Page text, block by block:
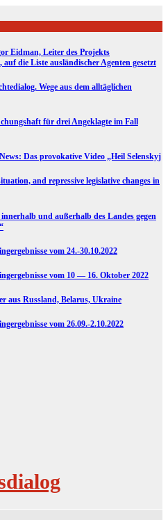
Eidman, Leiter des Projekts
die Liste ausländischer Agenten gesetzt
Wege aus dem alltäglichen
für drei Angeklagte im Fall
Das provokative Video „Heil Selenskyj
and repressive legislative changes in
und außerhalb des Landes gegen
vom 24.-30.10.2022
vom 10 — 16. Oktober 2022
aus Russland, Belarus, Ukraine
vom 26.09.-2.10.2022